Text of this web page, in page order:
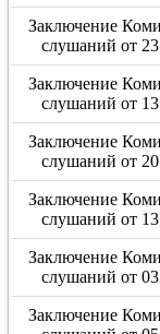
Заключение
слушаний от 23
Заключение
слушаний от 13
Заключение
слушаний от 20
Заключение
слушаний от 13
Заключение
слушаний от 03
Заключение